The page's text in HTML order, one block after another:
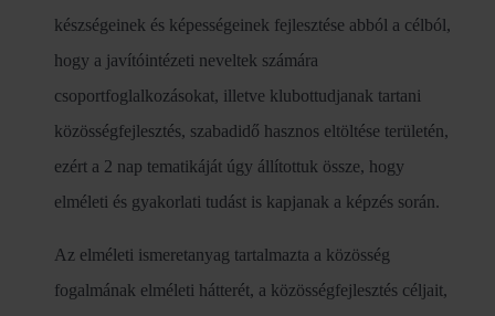
készségeinek és képességeinek fejlesztése abból a célból,
hogy a javítóintézeti neveltek számára
csoportfoglalkozásokat, illetve klubottudjanak tartani
közösségfejlesztés, szabadidő hasznos eltöltése területén,
ezért a 2 nap tematikáját úgy állítottuk össze, hogy
elméleti és gyakorlati tudást is kapjanak a képzés során.
Az elméleti ismeretanyag tartalmazta a közösség
fogalmának elméleti hátterét, a közösségfejlesztés céljait,